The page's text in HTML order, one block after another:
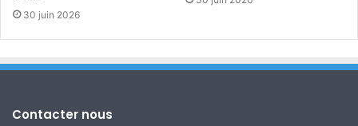
30 juin 2026
Contacter nous